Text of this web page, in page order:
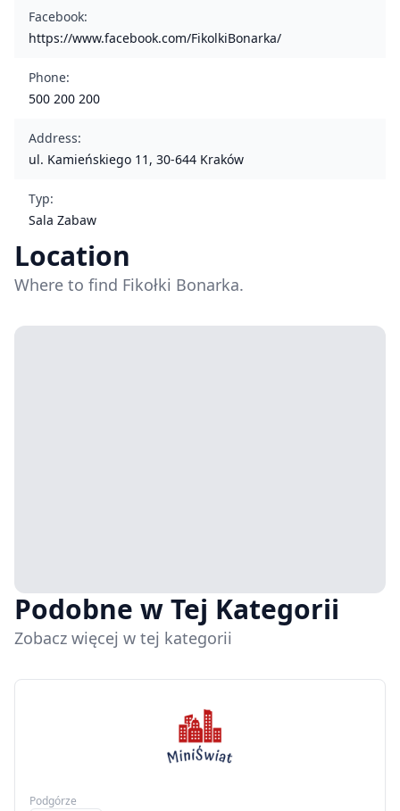
Facebook:
https://www.facebook.com/FikolkiBonarka/
Phone:
500 200 200
Address:
ul. Kamieńskiego 11, 30-644 Kraków
Typ:
Sala Zabaw
Location
Where to find Fikołki Bonarka.
Podobne w Tej Kategorii
Zobacz więcej w tej kategorii
Podgórze